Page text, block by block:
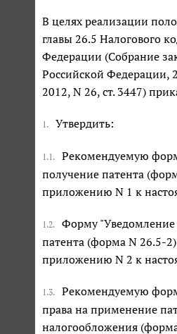
В целях реализации
главы 26.5 Налогового
Федерации (Собрание
Российской Федерации,
2012, N 26, ст. 3447)
1. Утвердить:
1.1.
Рекомендуемую
получение патента
приложению N 1 к
1.2.
Форму "Уведомление
патента (форма N 26.5-
приложению N 2 к
1.3.
Рекомендуемую
права на применение
налогообложения